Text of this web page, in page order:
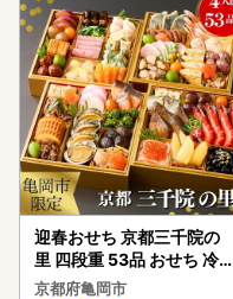
迎春おせち 京都三千院の
里 四段重 53品 おせち 冷蔵
2027 先行予約
京都府亀岡市